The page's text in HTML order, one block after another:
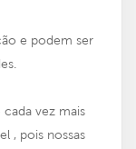
e podem ser
vez mais
, pois nossas